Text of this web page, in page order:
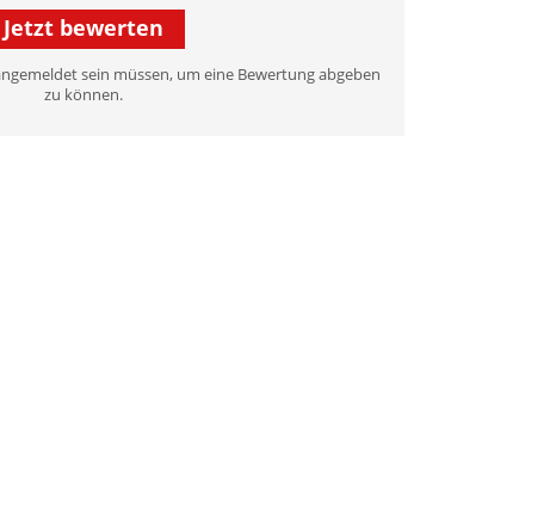
Jetzt bewerten
sein müssen, um eine Bewertung abgeben
zu können.